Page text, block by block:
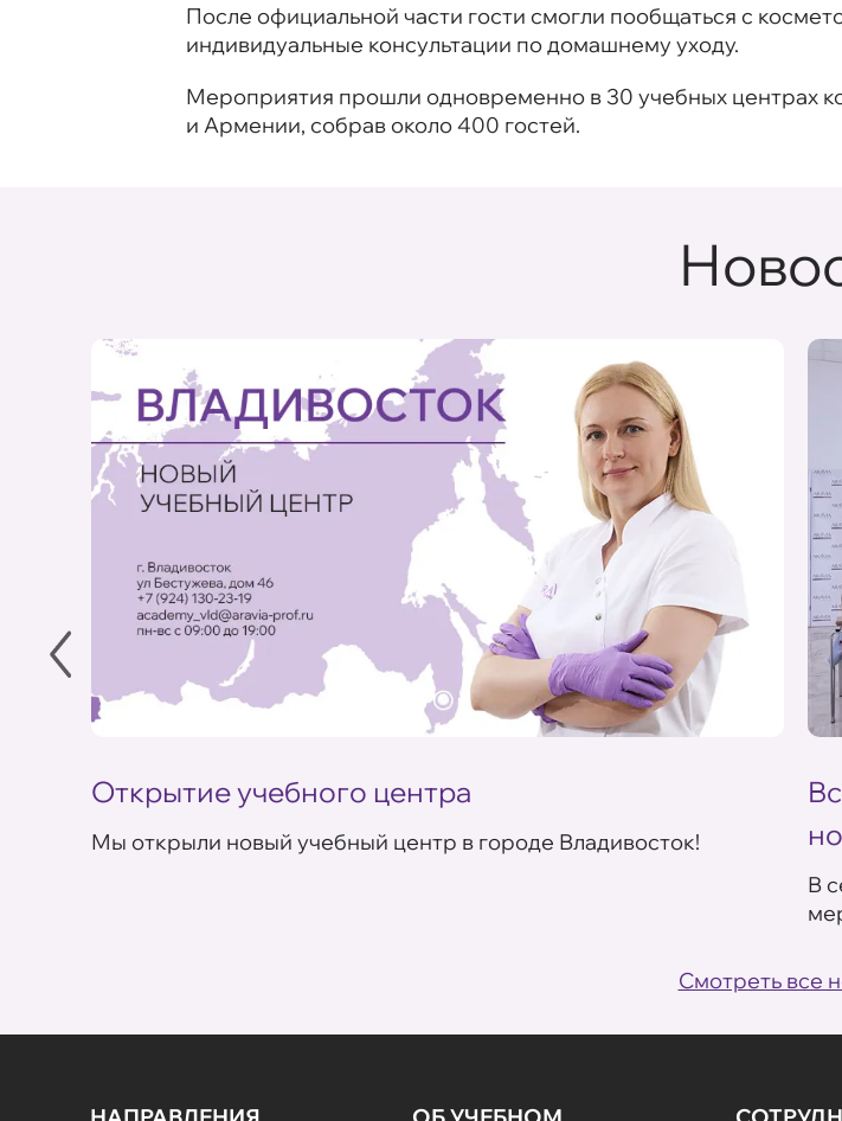
После официальной части гости смогли пообщаться с
индивидуальные консультации по домашнему уходу.
Мероприятия прошли одновременно в 30 учебных центрах
и Армении, собрав около 400 гостей.
Открытие учебного центра
Мы открыли новый учебный центр в городе Владивосток!
В
Смотреть все